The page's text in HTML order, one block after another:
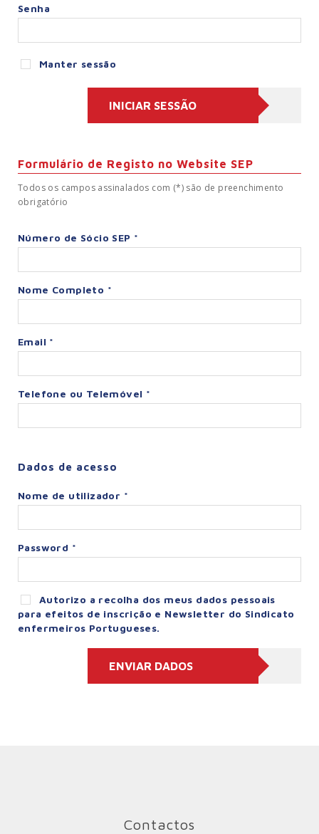
Senha
Manter sessão
Formulário de Registo no Website SEP
Todos os campos assinalados com (*) são de preenchimento
obrigatório
Número de Sócio SEP *
Nome Completo *
Email *
Telefone ou Telemóvel *
Dados de acesso
Nome de utilizador *
Password *
Autorizo a recolha dos meus dados pessoais
para efeitos de inscrição e Newsletter do Sindicato
enfermeiros Portugueses.
ENVIAR DADOS
Contactos